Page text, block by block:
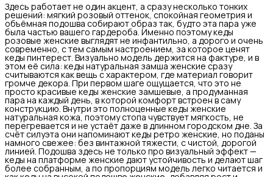
Здесь работает не один акцент, а сразу несколько тонких
решений: мягкий розовый оттенок, спокойная геометрия и
объёмная подошва собирают образ так, будто эта пара уже
была частью вашего гардероба. Именно поэтому кеды
розовые женские выглядят не инфантильно, а дорого и очень
современно, с тем самым настроением, за которое ценят
кеды пинтерест. Визуально модель держится на фактуре, и в
этом её сила: кеды натуральная замша женские сразу
считываются как вещь с характером, где материал говорит
громче декора. При первом шаге ощущается, что это не
просто красивые кеды женские замшевые, а продуманная
пара на каждый день, в которой комфорт встроен в саму
конструкцию. Внутри это полноценные кеды женские
натуральная кожа, поэтому стопа чувствует мягкость, не
перегревается и не устаёт даже в длинном городском дне. За
счёт силуэта они напоминают кеды ретро женские, но поданы
намного свежее: без винтажной тяжести, с чистой, дорогой
линией. Подошва здесь не только про визуальный эффект —
кеды на платформе женские дают устойчивость и делают шаг
более собранным, а по пропорциям модель легко читается и